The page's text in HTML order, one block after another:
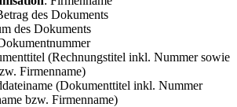
des Dokuments
des Dokuments
(Rechnungstitel inkl. Nummer sowie
Firmenname)
(Dokumenttitel inkl. Nummer
bzw. Firmenname)